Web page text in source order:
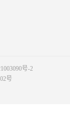
号-2
号